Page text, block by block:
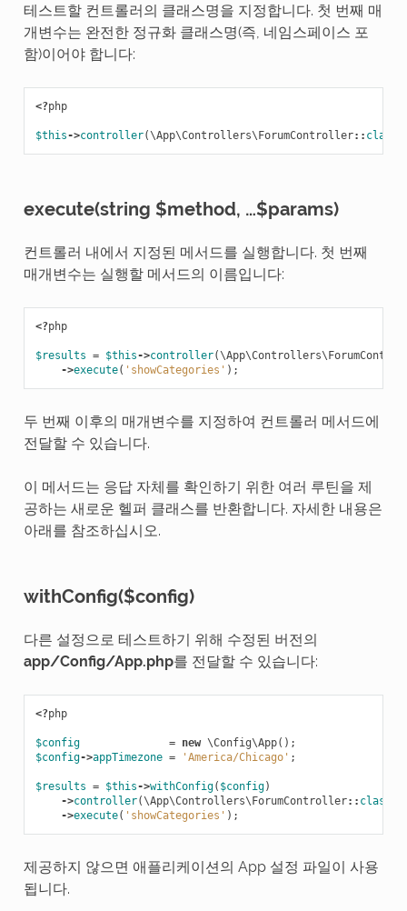
테스트할 컨트롤러의 클래스명을 지정합니다. 첫 번째 매
개변수는 완전한 정규화 클래스명(즉, 네임스페이스 포
함)이어야 합니다:
<?php
$this->controller(\App\Controllers\ForumController:: class
execute(string $method, …$params)
컨트롤러 내에서 지정된 메서드를 실행합니다. 첫 번째
매개변수는 실행할 메서드의 이름입니다:
<?php
$results = $this->controller(
->execute( 'showCategories' );
두 번째 이후의 매개변수를 지정하여 컨트롤러 메서드에
전달할 수 있습니다.
이 메서드는 응답 자체를 확인하기 위한 여러 루틴을 제
공하는 새로운 헬퍼 클래스를 반환합니다. 자세한 내용은
아래를 참조하십시오.
withConfig($config)
다른 설정으로 테스트하기 위해 수정된 버전의
app/Config/App.php를 전달할 수 있습니다:
<?php
$config = new \Config\App();
$config->appTimezone = 'America/Chicago' ;
$results = $this->withConfig( $config)
->controller(\App\Controllers\ForumController:: class
->execute( 'showCategories' );
제공하지 않으면 애플리케이션의 App 설정 파일이 사용
됩니다.